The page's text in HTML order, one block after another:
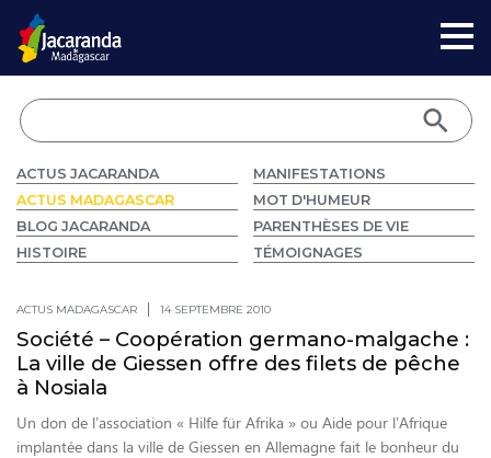
ACTUS JACARANDA
ACTUS MADAGASCAR
BLOG JACARANDA
HISTOIRE
MANIFESTATIONS
MOT D'HUMEUR
PARENTHÈSES DE VIE
TÉMOIGNAGES
ACTUS MADAGASCAR 14 SEPTEMBRE 2010
Société – Coopération germano-malgache :
La ville de Giessen offre des filets de pêche
à Nosiala
Un don de l’association « Hilfe für Afrika » ou Aide pour l’Afrique
implantée dans la ville de Giessen en Allemagne fait le bonheur du